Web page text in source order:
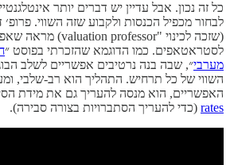
כל זה נכון. אבל עדיין יש דברים יותר
לסטראטאפים. כמו הדוגמא שהזכרתי בפוסט ״
מערבי״, שבה בנה נרטיבים אפשריים לשלב
השווי של כל תרחיש. התהליך הוא רב-שלבי,
האפשריים, הוא מנסה להעריך גם את מידת
rates (כדי להעריך הסתברויות בצורה סבירה).